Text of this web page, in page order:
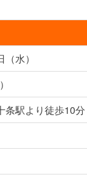
水）
条駅より徒歩10分